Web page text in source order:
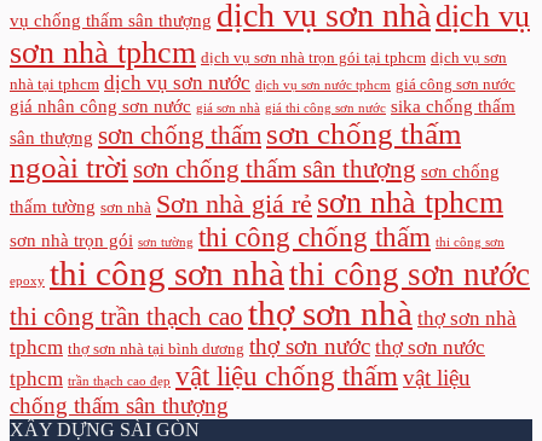
vụ chống thấm sân thượng dịch vụ sơn nhà dịch vụ
sơn nhà tphcm dịch vụ sơn nhà trọn gói tại tphcm dịch vụ sơn
nhà tại tphcm dịch vụ sơn nước dịch vụ sơn nước tphcm giá công sơn nước
giá nhân công sơn nước giá sơn nhà giá thi công sơn nước sika chống thấm
sân thượng sơn chống thấm sơn chống thấm
ngoài trời sơn chống thấm sân thượng sơn chống
thấm tường sơn nhà Sơn nhà giá rẻ sơn nhà tphcm
sơn nhà trọn gói sơn tường thi công chống thấm thi công sơn
epoxy thi công sơn nhà thi công sơn nước
thi công trần thạch cao thợ sơn nhà thợ sơn nhà
tphcm thợ sơn nhà tại bình dương thợ sơn nước thợ sơn nước
tphcm trần thạch cao đẹp vật liệu chống thấm vật liệu
chống thấm sân thượng
XÂY DỰNG SÀI GÒN